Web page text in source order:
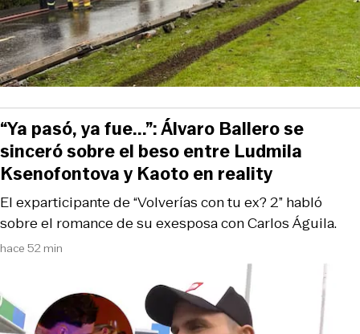
hace 52 min
El exparticipante de “Volverías con tu ex? 2” habló
sobre el romance de su exesposa con Carlos Águila.
“Ya pasó, ya fue...”: Álvaro Ballero se
sinceró sobre el beso entre Ludmila
Ksenofontova y Kaoto en reality